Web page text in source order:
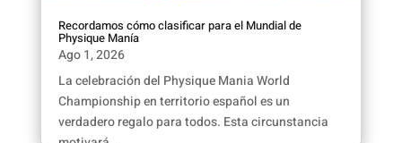
Recordamos cómo clasificar para el Mundial de
Physique Manía
Ago 1, 2026
La celebración del Physique Mania World
Championship en territorio español es un
verdadero regalo para todos. Esta circunstancia